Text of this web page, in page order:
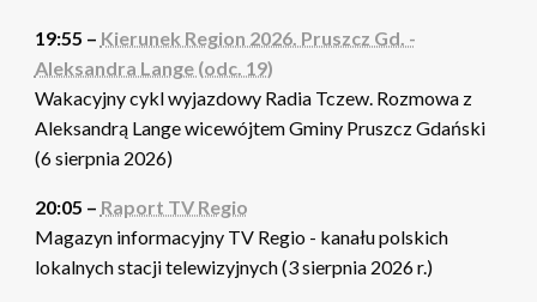
19:55 – Kierunek Region 2026. Pruszcz Gd. -
Aleksandra Lange (odc. 19)
Wakacyjny cykl wyjazdowy Radia Tczew. Rozmowa z
Aleksandrą Lange wicewójtem Gminy Pruszcz Gdański
(6 sierpnia 2026)
20:05 – Raport TV Regio
Magazyn informacyjny TV Regio - kanału polskich
lokalnych stacji telewizyjnych (3 sierpnia 2026 r.)